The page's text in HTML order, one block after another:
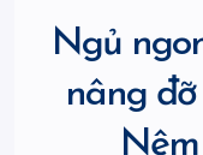
Ngủ
nâng